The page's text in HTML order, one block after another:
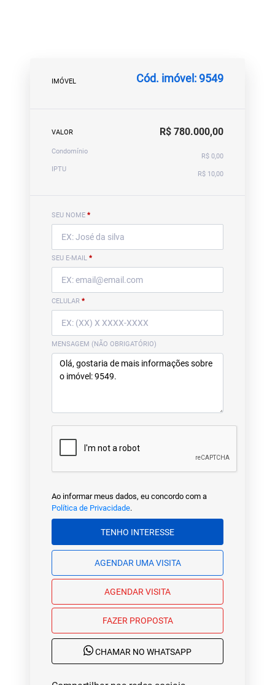
IMÓVEL Cód. imóvel: 9549
VALOR R$ 780.000,00
Condomínio
R$ 0,00
IPTU
R$ 10,00
SEU NOME *
SEU E-MAIL *
CELULAR *
MENSAGEM (NÃO OBRIGATÓRIO)
Ao informar meus dados, eu concordo com a
Política de Privacidade.
TENHO INTERESSE
AGENDAR UMA VISITA
AGENDAR VISITA
FAZER PROPOSTA
CHAMAR NO WHATSAPP